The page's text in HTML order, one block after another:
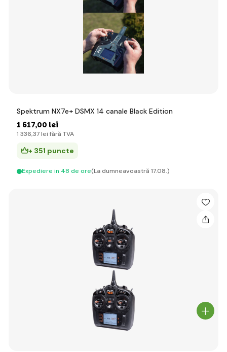
Spektrum NX7e+ DSMX 14 canale Black Edition
1 617,00 lei
1 336,37 lei fără TVA
+ 351 puncte
Expediere in 48 de ore(La dumneavoastră 17.08.)